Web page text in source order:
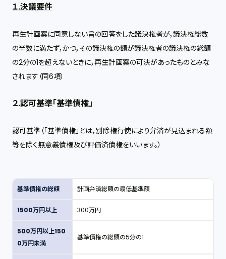
１.決議要件
再生計画案に同意しない旨の回答をした議決権者が，議決権総数
の半数に満たず，かつ，その議決権の額が議決権者の議決権の総額
の2分の1を超えないときに，再生計画案の可決があったものとみな
されます（同6項）
２.認可基準「基準債権」
認可基準（「基準債権」とは，別除権行使により弁済が見込まれる額
等を除く無意義債権及び評価済債権をいいます。）
基準債権の総額 計画弁済総額の最低基準額
1500万円以上 300万円
500万円以上150
0万円未満
基準債権の総額の5分の1